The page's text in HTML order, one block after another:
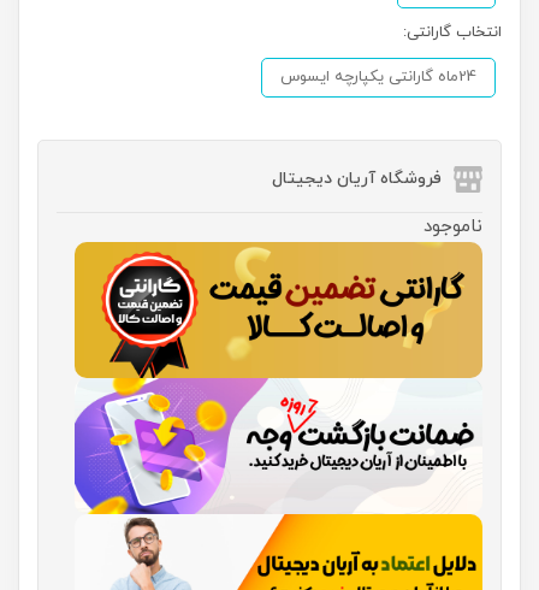
انتخاب گارانتی:
24ماه گارانتی یکپارچه ایسوس
فروشگاه آریان دیجیتال
ناموجود